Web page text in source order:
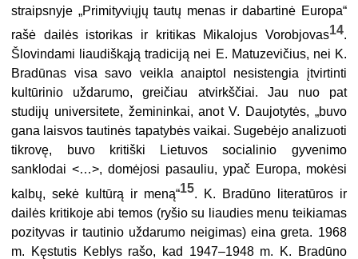
straipsnyje „Primityviųjų tautų menas ir dabartinė Europa“
rašė dailės istorikas ir kritikas Mikalojus Vorobjovas14.
Šlovindami liaudiškąją tradiciją nei E. Matuzevičius, nei K.
Bradūnas visa savo veikla anaiptol nesistengia įtvirtinti
kultūrinio uždarumo, greičiau atvirkščiai. Jau nuo pat
studijų universitete, žemininkai, anot V. Daujotytės, „buvo
gana laisvos tautinės tapatybės vaikai. Sugebėjo analizuoti
tikrovę, buvo kritiški Lietuvos socialinio gyvenimo
sanklodai <…>, domėjosi pasauliu, ypač Europa, mokėsi
kalbų, sekė kultūrą ir meną“15. K. Bradūno literatūros ir
dailės kritikoje abi temos (ryšio su liaudies menu teikiamas
pozityvas ir tautinio uždarumo neigimas) eina greta. 1968
m. Kęstutis Keblys rašo, kad 1947–1948 m. K. Bradūno